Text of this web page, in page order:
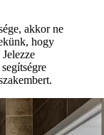
akkor ne
hogy